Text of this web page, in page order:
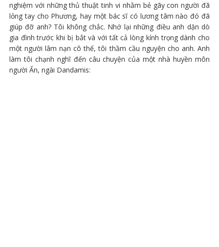
nghiệm với những thủ thuật tinh vi nhằm bẻ gãy con người đã
lỏng tay cho Phương, hay một bác sĩ có lương tâm nào đó đã
giúp đỡ anh? Tôi không chắc. Nhớ lại những điều anh dặn dò
gia đình trước khi bị bắt và với tất cả lòng kính trọng dành cho
một người lâm nạn cô thế, tôi thầm cầu nguyện cho anh. Anh
làm tôi chạnh nghĩ đến câu chuyện của một nhà huyền môn
người Ấn, ngài Dandamis: